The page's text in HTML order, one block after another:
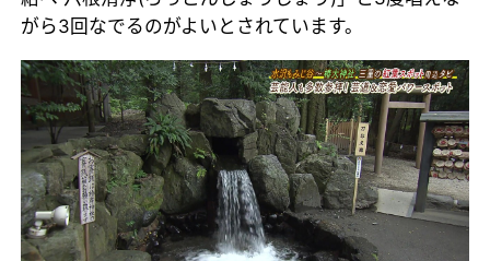
がら3回なでるのがよいとされています。